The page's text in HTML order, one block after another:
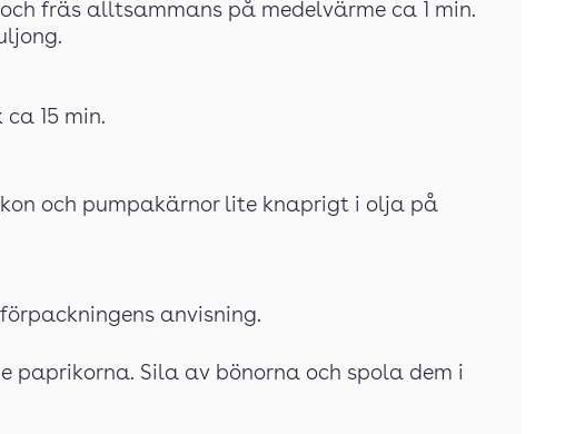
fräs alltsammans på medelvärme ca 1 min.
15 min.
och pumpakärnor lite knaprigt i olja på
anvisning.
paprikorna. Sila av bönorna och spola dem i